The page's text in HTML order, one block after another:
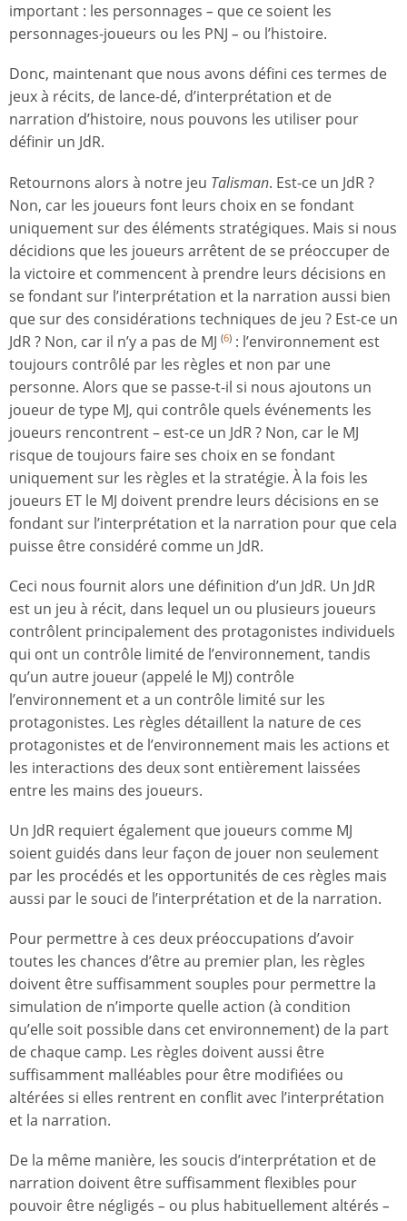
important : les personnages – que ce soient les
personnages-joueurs ou les PNJ – ou l’histoire.
Donc, maintenant que nous avons défini ces termes de
jeux à récits, de lance-dé, d’interprétation et de
narration d’histoire, nous pouvons les utiliser pour
définir un JdR.
Retournons alors à notre jeu Talisman. Est-ce un JdR ?
Non, car les joueurs font leurs choix en se fondant
uniquement sur des éléments stratégiques. Mais si nous
décidions que les joueurs arrêtent de se préoccuper de
la victoire et commencent à prendre leurs décisions en
se fondant sur l’interprétation et la narration aussi bien
que sur des considérations techniques de jeu ? Est-ce un
JdR ? Non, car il n’y a pas de MJ (6) : l’environnement est
toujours contrôlé par les règles et non par une
personne. Alors que se passe-t-il si nous ajoutons un
joueur de type MJ, qui contrôle quels événements les
joueurs rencontrent – est-ce un JdR ? Non, car le MJ
risque de toujours faire ses choix en se fondant
uniquement sur les règles et la stratégie. À la fois les
joueurs ET le MJ doivent prendre leurs décisions en se
fondant sur l’interprétation et la narration pour que cela
puisse être considéré comme un JdR.
Ceci nous fournit alors une définition d’un JdR. Un JdR
est un jeu à récit, dans lequel un ou plusieurs joueurs
contrôlent principalement des protagonistes individuels
qui ont un contrôle limité de l’environnement, tandis
qu’un autre joueur (appelé le MJ) contrôle
l’environnement et a un contrôle limité sur les
protagonistes. Les règles détaillent la nature de ces
protagonistes et de l’environnement mais les actions et
les interactions des deux sont entièrement laissées
entre les mains des joueurs.
Un JdR requiert également que joueurs comme MJ
soient guidés dans leur façon de jouer non seulement
par les procédés et les opportunités de ces règles mais
aussi par le souci de l’interprétation et de la narration.
Pour permettre à ces deux préoccupations d’avoir
toutes les chances d’être au premier plan, les règles
doivent être suffisamment souples pour permettre la
simulation de n’importe quelle action (à condition
qu’elle soit possible dans cet environnement) de la part
de chaque camp. Les règles doivent aussi être
suffisamment malléables pour être modifiées ou
altérées si elles rentrent en conflit avec l’interprétation
et la narration.
De la même manière, les soucis d’interprétation et de
narration doivent être suffisamment flexibles pour
pouvoir être négligés – ou plus habituellement altérés –